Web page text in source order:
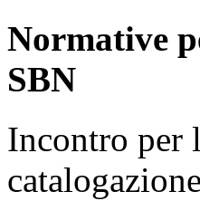
Normative
SBN
Incontro per